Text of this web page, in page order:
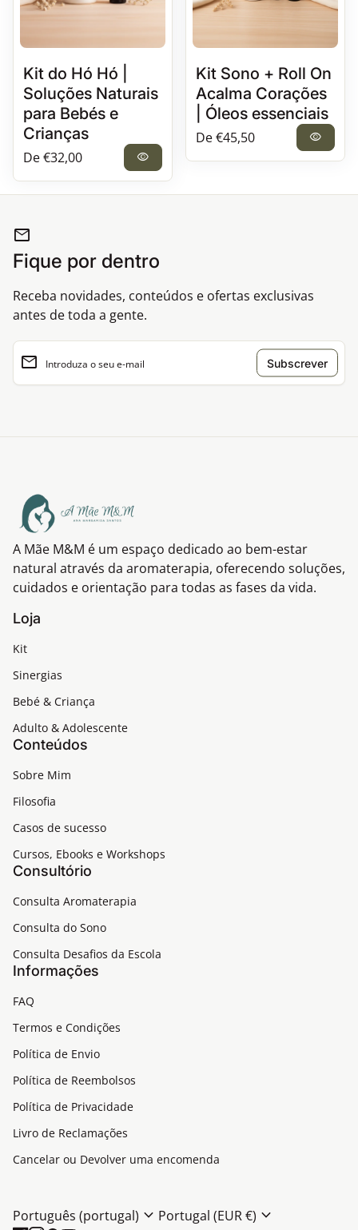
Kit do Hó Hó |
Soluções Naturais
para Bebés e
Crianças
Preço normal
De €32,00 visibility
Kit Sono + Roll On
Acalma Corações
| Óleos essenciais
Preço normal
De €45,50 visibility
mail
Fique por dentro
Receba novidades, conteúdos e ofertas exclusivas
antes de toda a gente.
Introduza o seu e-mail
email
Início
A Mãe M&M é um espaço dedicado ao bem-estar
natural através da aromaterapia, oferecendo soluções,
cuidados e orientação para todas as fases da vida.
Loja
Kit
Sinergias
Bebé & Criança
Adulto & Adolescente
Conteúdos
Sobre Mim
Filosofia
Casos de sucesso
Cursos, Ebooks e Workshops
Consultório
Consulta Aromaterapia
Consulta do Sono
Consulta Desafios da Escola
Informações
FAQ
Termos e Condições
Política de Envio
Política de Reembolsos
Política de Privacidade
Livro de Reclamações
Cancelar ou Devolver uma encomenda
Português (portugal) expand_more Portugal (EUR €) expand_more